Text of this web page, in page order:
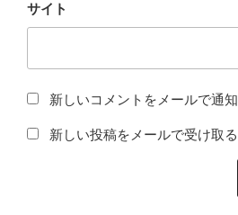
サイト
新しいコメントをメールで通知
新しい投稿をメールで受け取る